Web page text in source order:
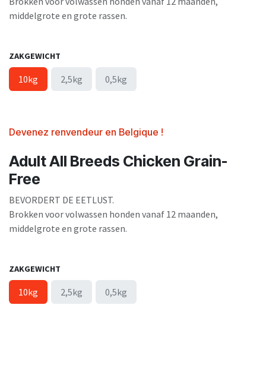
middelgrote en grote rassen.
ZAKGEWICHT
10kg 2,5kg 0,5kg
Devenez renvendeur en Belgique !
Adult All Breeds Chicken Grain-
Free
BEVORDERT DE EETLUST.
Brokken voor volwassen honden vanaf 12 maanden,
middelgrote en grote rassen.
ZAKGEWICHT
10kg 2,5kg 0,5kg